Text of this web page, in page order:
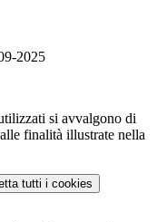
2025
si avvalgono di
finalità illustrate nella
tutti i cookies